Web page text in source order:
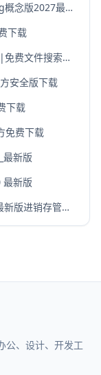
Everything增强版免费下载 - Everything概念版2027最新版安装
下载
Everything下载-Everything最新破解版|免费文件搜索神器
安全版下载
下载
免费下载
最新版
最新版
AI快销进销存软件v5.1.8官方免费下载-最新版进销存管理软件
公、设计、开发工